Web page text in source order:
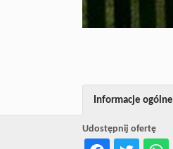
Udostępnij ofertę
Informacje ogólne